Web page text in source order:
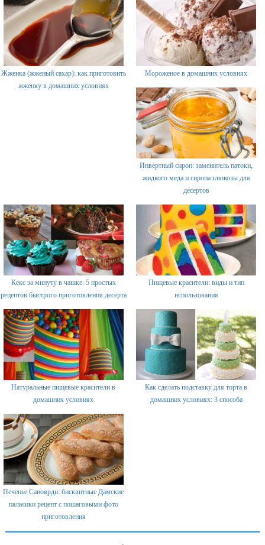
Жженка (жженый сахар): как приготовить
жженку в домашних условиях
Мороженое в домашних условиях
Инвертный сироп: заменитель патоки,
жидкого меда и сиропа глюкозы для
десертов
Кекс за минуту в чашке: 5 простых
рецептов быстрого приготовления десерта
Пищевые красители: виды и тип
использования
Натуральные пищевые красители в
домашних условиях
Как сделать подставку для торта в
домашних условиях: 3 способа
Печенье Савоярди: бисквитные Дамские
пальчики рецепт с пошаговыми фото
приготовления